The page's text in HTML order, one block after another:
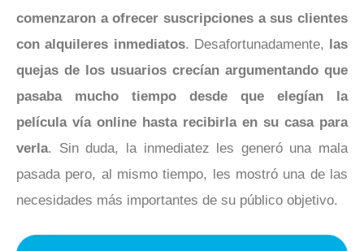
comenzaron a ofrecer suscripciones a sus clientes
con alquileres inmediatos. Desafortunadamente,
las
quejas de los usuarios crecían argumentando que
pasaba mucho tiempo desde que elegían la
película vía online hasta recibirla en su casa para
verla. Sin duda, la inmediatez les generó una mala
pasada pero, al mismo tiempo, les mostró una de las
necesidades más importantes de su público objetivo.